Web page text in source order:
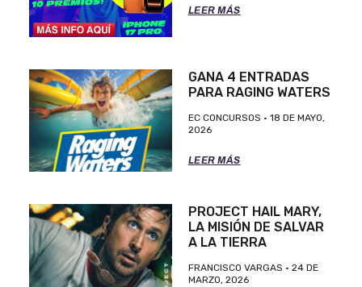
LEER MÁS
GANA 4 ENTRADAS
PARA RAGING WATERS
EC CONCURSOS
18 DE MAYO,
2026
LEER MÁS
PROJECT HAIL MARY,
LA MISIÓN DE SALVAR
A LA TIERRA
FRANCISCO VARGAS
24 DE
MARZO, 2026